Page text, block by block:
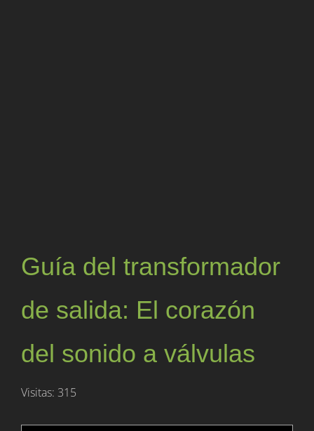
Guía del transformador
de salida: El corazón
del sonido a válvulas
Visitas: 315